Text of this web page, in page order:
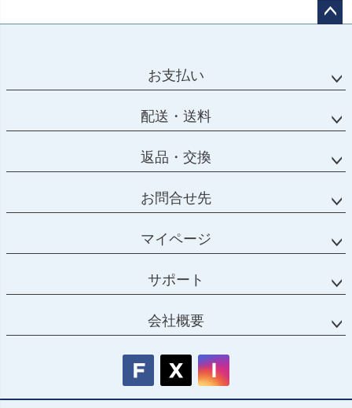
お支払い
配送・送料
返品・交換
お問合せ先
マイページ
サポート
会社概要